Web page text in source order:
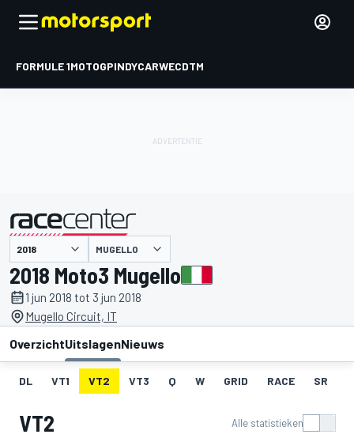
FORMULE 1MOTOGPINDYCARWECDTM
gepresenteerd door MUGELLO
2018 Moto3 Mugello
1 jun 2018 tot 3 jun 2018
Mugello Circuit, IT
OverzichtUitslagenNieuws
DL VT1 VT2 VT3 Q W GRID RACE SR
VT2 Alle statistieken